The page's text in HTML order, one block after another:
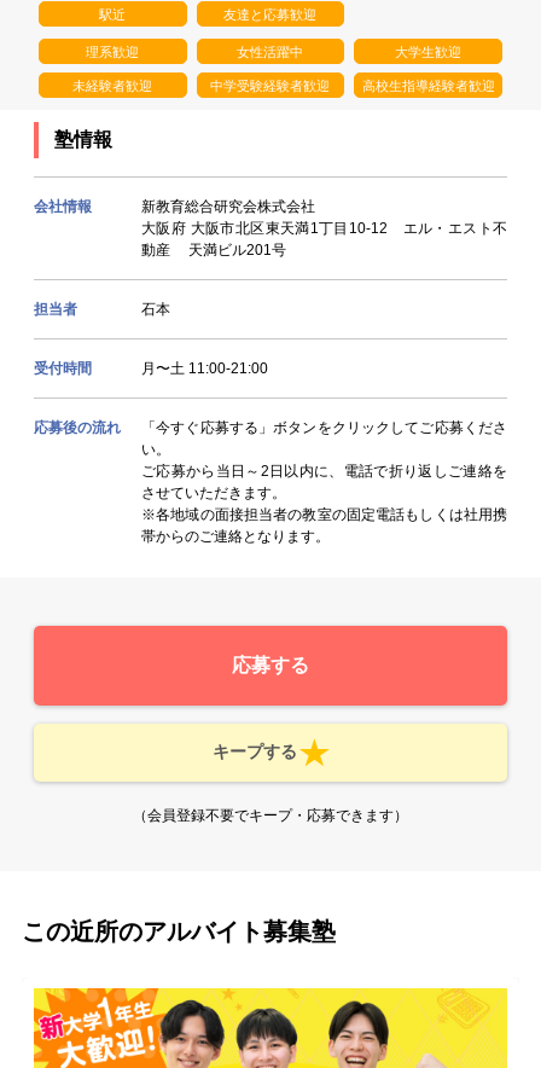
駅近 友達と応募歓迎
理系歓迎 女性活躍中 大学生歓迎
未経験者歓迎 中学受験経験者歓迎 高校生指導経験者歓迎
塾情報
会社情報
新教育総合研究会株式会社
大阪府 大阪市北区東天満1丁目10-12 エル・エスト不
動産 天満ビル201号
担当者 石本
受付時間 月〜土 11:00-21:00
応募後の流れ
「今すぐ応募する」ボタンをクリックしてご応募くださ
い。
ご応募から当日～2日以内に、電話で折り返しご連絡を
させていただきます。
※各地域の面接担当者の教室の固定電話もしくは社用携
帯からのご連絡となります。
応募する
キープする
（会員登録不要でキープ・応募できます）
この近所のアルバイト募集塾